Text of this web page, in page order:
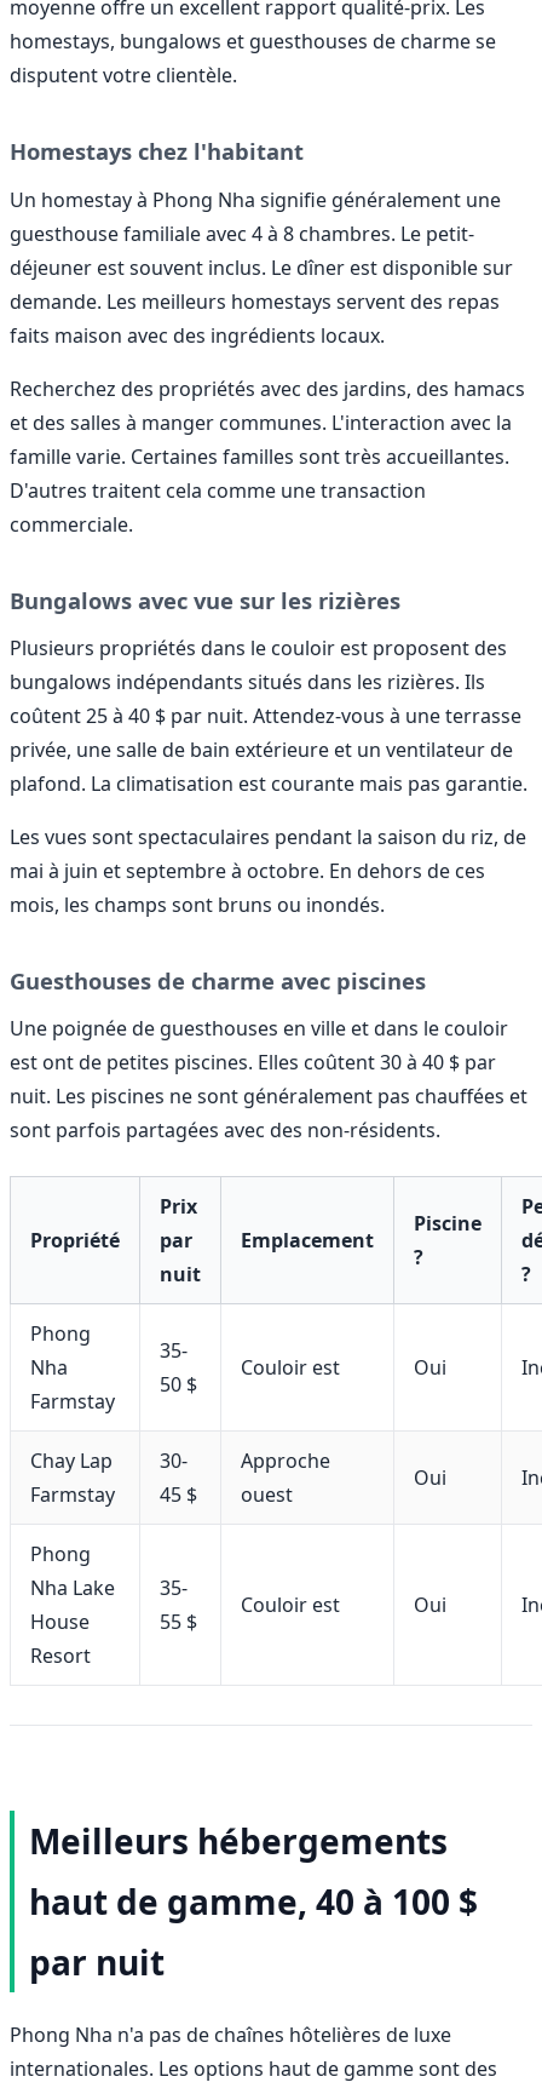
moyenne offre un excellent rapport qualité-prix. Les
homestays, bungalows et guesthouses de charme se
disputent votre clientèle.
Homestays chez l'habitant
Un homestay à Phong Nha signifie généralement une
guesthouse familiale avec 4 à 8 chambres. Le petit-
déjeuner est souvent inclus. Le dîner est disponible sur
demande. Les meilleurs homestays servent des repas
faits maison avec des ingrédients locaux.
Recherchez des propriétés avec des jardins, des hamacs
et des salles à manger communes. L'interaction avec la
famille varie. Certaines familles sont très accueillantes.
D'autres traitent cela comme une transaction
commerciale.
Bungalows avec vue sur les rizières
Plusieurs propriétés dans le couloir est proposent des
bungalows indépendants situés dans les rizières. Ils
coûtent 25 à 40 $ par nuit. Attendez-vous à une terrasse
privée, une salle de bain extérieure et un ventilateur de
plafond. La climatisation est courante mais pas garantie.
Les vues sont spectaculaires pendant la saison du riz, de
mai à juin et septembre à octobre. En dehors de ces
mois, les champs sont bruns ou inondés.
Guesthouses de charme avec piscines
Une poignée de guesthouses en ville et dans le couloir
est ont de petites piscines. Elles coûtent 30 à 40 $ par
nuit. Les piscines ne sont généralement pas chauffées et
sont parfois partagées avec des non-résidents.
Propriété
Prix
par
nuit
Emplacement
Piscine
?
?
Phong
Nha
Farmstay
35-
50 $
Couloir est Oui
Chay Lap
Farmstay
30-
45 $
Approche
ouest
Oui
Phong
Nha Lake
House
Resort
35-
55 $
Couloir est Oui
Meilleurs hébergements
haut de gamme, 40 à 100 $
par nuit
Phong Nha n'a pas de chaînes hôtelières de luxe
internationales. Les options haut de gamme sont des